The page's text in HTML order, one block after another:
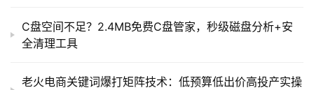
C盘空间不足？2.4MB免费C盘管家，秒级磁盘分析+安
全清理工具
老火电商关键词爆打矩阵技术：低预算低出价高投产实操